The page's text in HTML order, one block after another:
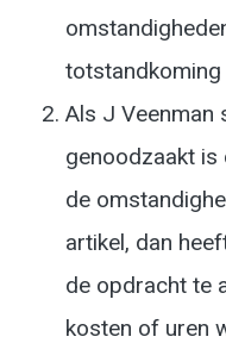
Als J Veenman
genoodzaakt
de
artikel, dan
de opdracht te
kosten of uren